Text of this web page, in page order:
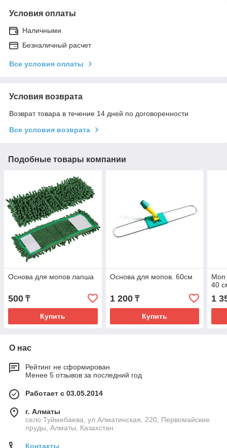
Условия оплаты
Наличными
Безналичный расчет
Все условия оплаты
Условия возврата
Возврат товара в течение 14 дней по договоренности
Все условия возврата
Подобные товары компании
Основа для мопов лапша
500 ₸
Купить
Основа для мопов. 60см
1 200₸
Купить
Моп
40
1
О нас
Рейтинг не сформирован
Менее 5 отзывов за последний год
Работает с 03.05.2014
г. Алматы
село Туймебаева, ул.Алматинская, 220, Первомайские
пруды, Алматы, Казахстан
Контакты